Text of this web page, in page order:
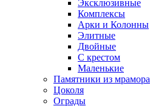
Эксклюзивные
Комплексы
Арки и Колонны
Элитные
Двойные
С крестом
Маленькие
Памятники из мрамора
Цоколя
Ограды